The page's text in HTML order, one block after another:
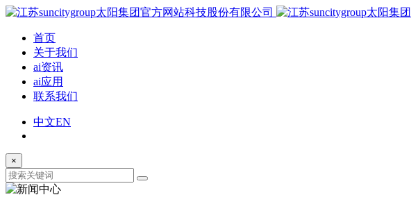
首页
关于我们
ai资讯
ai应用
联系我们
中文EN
×